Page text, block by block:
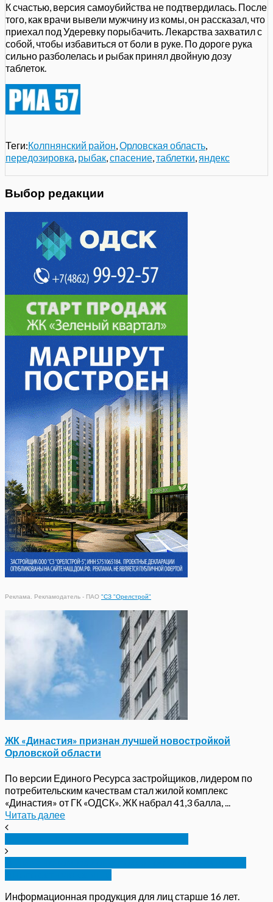
К счастью, версия самоубийства не подтвердилась. После
того, как врачи вывели мужчину из комы, он рассказал, что
приехал под Удеревку порыбачить. Лекарства захватил с
собой, чтобы избавиться от боли в руке. По дороге рука
сильно разболелась и рыбак принял двойную дозу
таблеток.
Теги:Колпнянский район Орловская область
передозировка рыбак спасение таблетки яндекс
Выбор редакции
Реклама. Рекламодатель - ПАО "СЗ "Орелстрой"
ЖК «Династия» признан лучшей новостройкой
Орловской области
По версии Единого Ресурса застройщиков, лидером по
потребительским качествам стал жилой комплекс
«Династия» от ГК «ОДСК». ЖК набрал 41,3 балла, ...
Читать далее
Информационная продукция для лиц старше 16 лет.